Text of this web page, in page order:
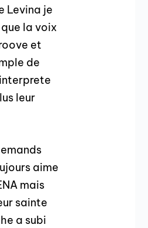
Levina je
la voix
et
de
leur
aime
mais
sainte
a subi